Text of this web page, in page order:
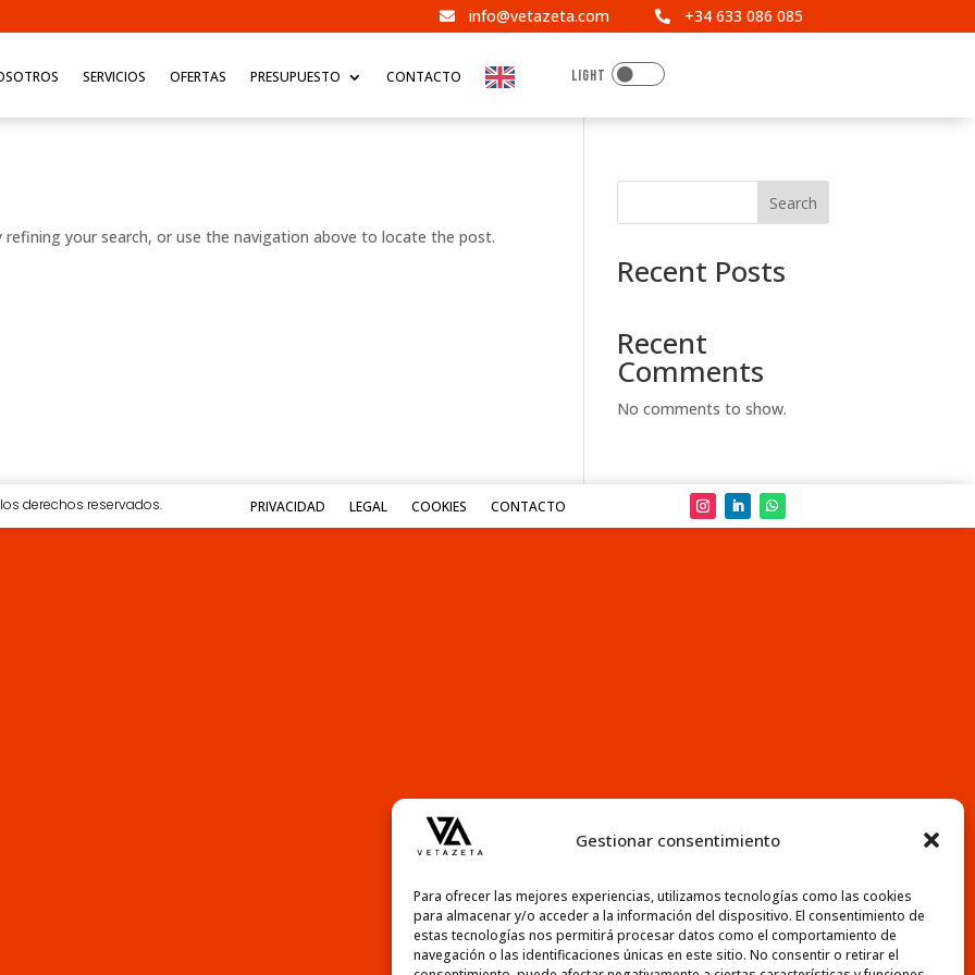
Gestionar consentimiento
Para ofrecer las mejores experiencias, utilizamos tecnologías como las cookies
para almacenar y/o acceder a la información del dispositivo. El consentimiento de
estas tecnologías nos permitirá procesar datos como el comportamiento de
navegación o las identificaciones únicas en este sitio. No consentir o retirar el
 info@vetazeta.com  +34 633 086 085
SERVICIOS OFERTAS PRESUPUESTO CONTACTO 
your search, or use the navigation above to locate the post.
Search
Recent Posts
Recent
Comments
No comments to show.
derechos reservados. PRIVACIDAD LEGAL COOKIES CONTACTO